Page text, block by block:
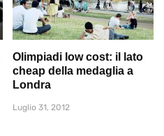
Olimpiadi low cost: il lato
cheap della medaglia a
Londra
Luglio 31, 2012